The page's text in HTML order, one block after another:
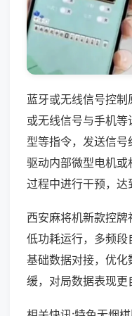
蓝牙或无线信号控
或无线信号与手机
型等指令，发送信
驱动内部微型电机
过程中进行干预，达
西安麻将机新款控牌
低功耗运行，多频
基础数据对接，优
缓，对局数据表现更